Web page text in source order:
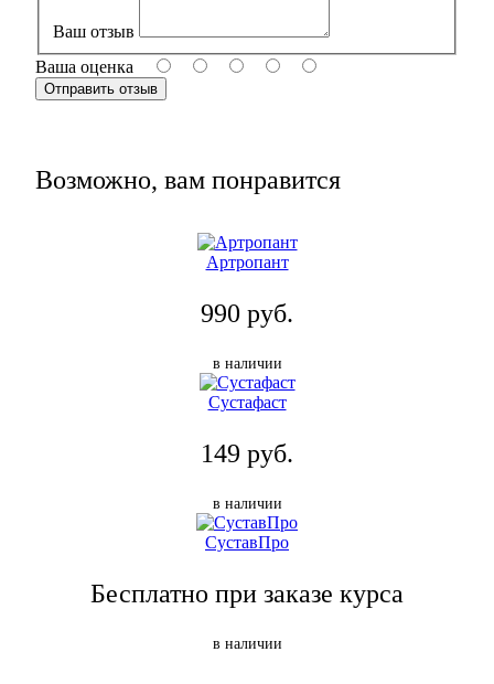
Ваш отзыв
Ваша оценка
Возможно, вам понравится
Артропант
990 руб.
в наличии
Сустафаст
149 руб.
в наличии
СуставПро
Бесплатно при заказе курса
в наличии